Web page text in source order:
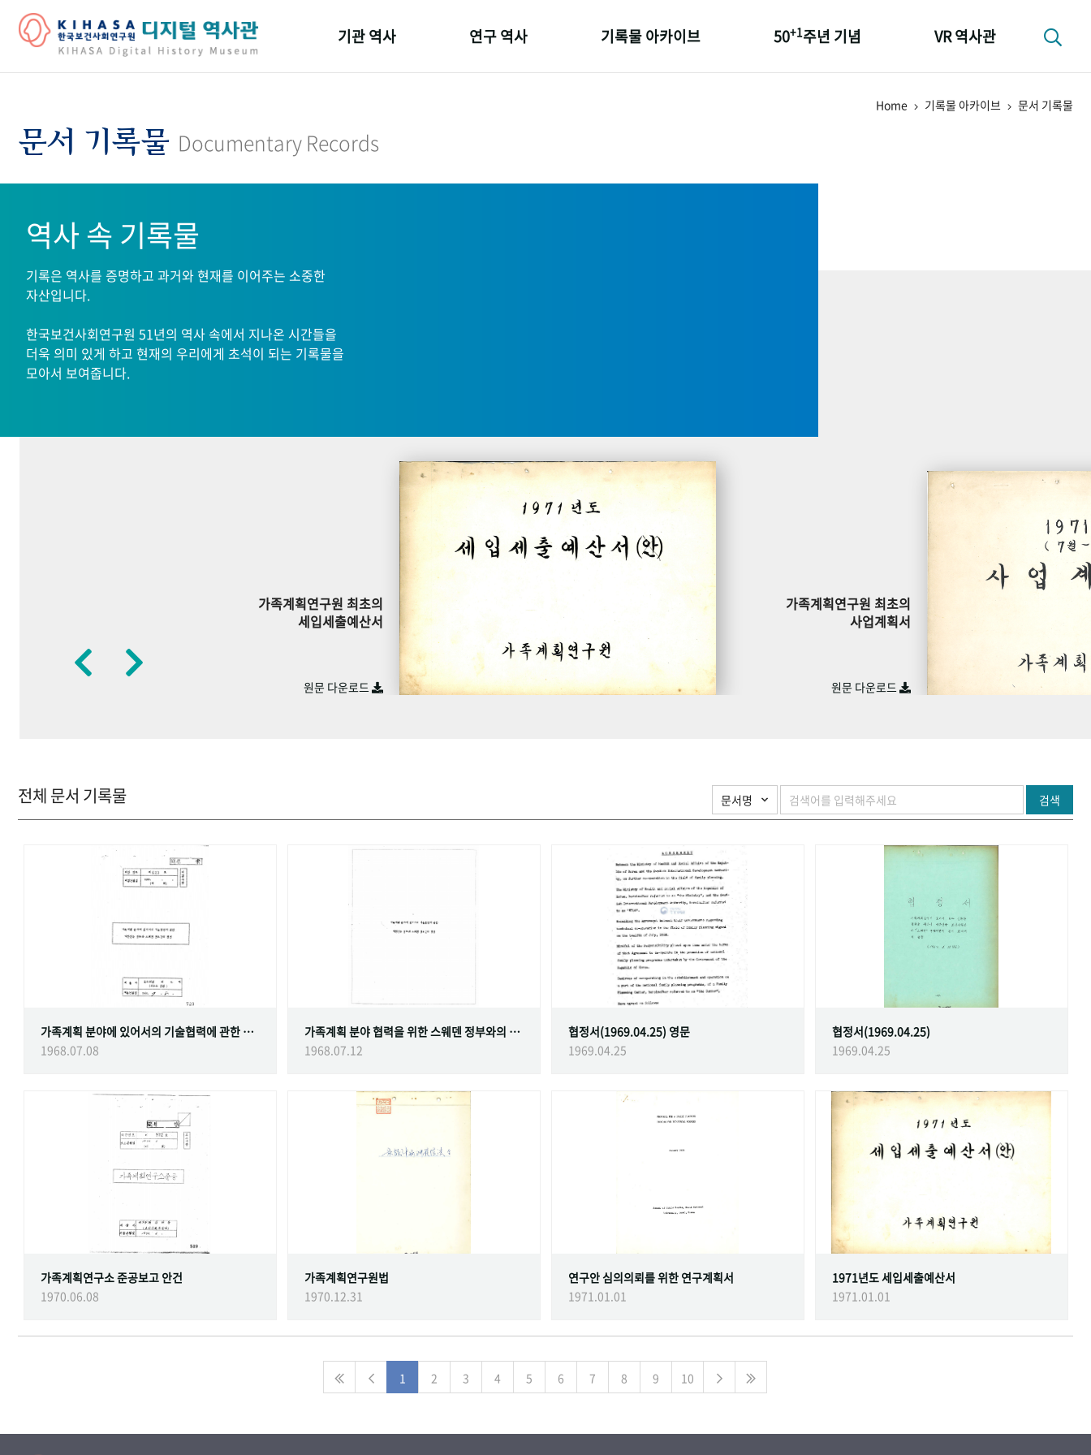
기관 역사
기관 변천사
연구 역사 기록물 아카이브 50+1주년 기념 VR 역사관
Home 기록물 아카이브 문서 기록물
문서 기록물 Documentary Records
역사 속 기록물
기록은 역사를 증명하고 과거와 현재를 이어주는 소중한
자산입니다.
한국보건사회연구원 51년의 역사 속에서 지나온 시간들을
더욱 의미 있게 하고 현재의 우리에게 초석이 되는 기록물을
모아서 보여줍니다.
가족계획연구원 최초의
세입세출예산서
원문 다운로드
가족계획연구원 최초의
사업계획서
원문 다운로드
전체 문서 기록물 검색
가족계획 분야에 있어서의 기술협력에 관한 대한민국정부와 스웨덴 정부간의 협정
1968.07.08
가족계획 분야 협력을 위한 스웨덴 정부와의 협정
1968.07.12
협정서(1969.04.25) 영문
1969.04.25
협정서(1969.04.25)
1969.04.25
가족계획연구소 준공보고 안건
1970.06.08
가족계획연구원법
1970.12.31
연구안 심의의뢰를 위한 연구계획서
1971.01.01
1971년도 세입세출예산서
1971.01.01
1 2 3 4 5 6 7 8 9 10